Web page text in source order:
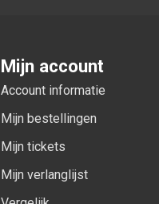
Mijn account
Account informatie
Mijn bestellingen
Mijn tickets
Mijn verlanglijst